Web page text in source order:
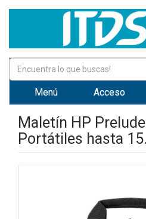
Menú Acceso
Maletín HP
Portátiles hasta